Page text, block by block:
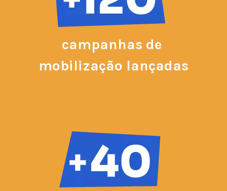
campanhas de
mobilização lançadas